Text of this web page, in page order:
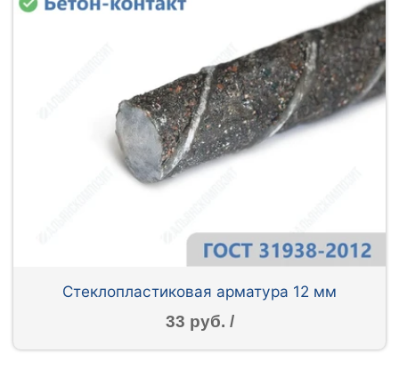
Стеклопластиковая арматура 12 мм
33 руб. /